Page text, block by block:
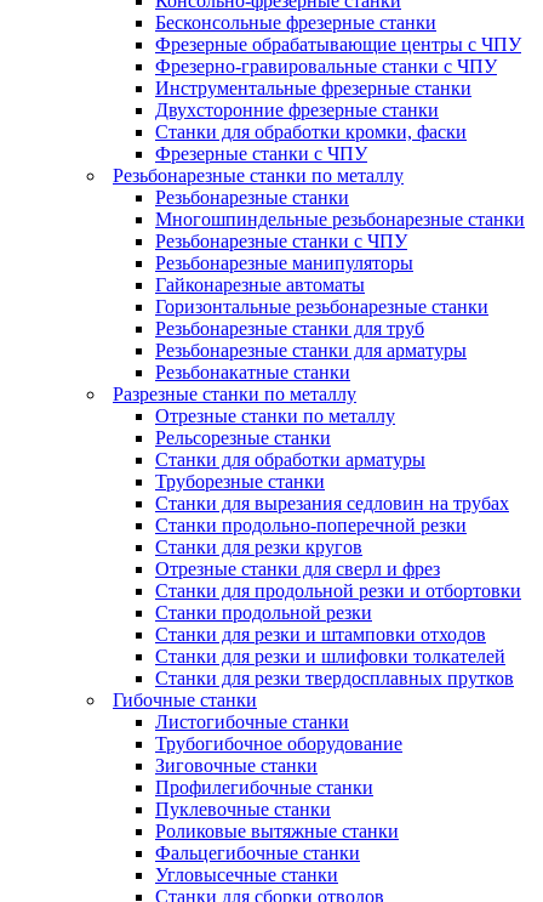
Бесконсольные фрезерные станки
Фрезерные обрабатывающие центры с ЧПУ
Фрезерно-гравировальные станки с ЧПУ
Инструментальные фрезерные станки
Двухсторонние фрезерные станки
Станки для обработки кромки, фаски
Фрезерные станки с ЧПУ
Резьбонарезные станки по металлу
Резьбонарезные станки
Многошпиндельные резьбонарезные станки
Резьбонарезные станки с ЧПУ
Резьбонарезные манипуляторы
Гайконарезные автоматы
Горизонтальные резьбонарезные станки
Резьбонарезные станки для труб
Резьбонарезные станки для арматуры
Резьбонакатные станки
Разрезные станки по металлу
Отрезные станки по металлу
Рельсорезные станки
Станки для обработки арматуры
Труборезные станки
Станки для вырезания седловин на трубаx
Станки продольно-поперечной резки
Станки для резки кругов
Отрезные станки для сверл и фрез
Станки для продольной резки и отбортовки
Станки продольной резки
Станки для резки и штамповки отходов
Станки для резки и шлифовки толкателей
Станки для резки твердосплавных прутков
Гибочные станки
Листогибочные станки
Трубогибочное оборудование
Зиговочные станки
Профилегибочные станки
Пуклевочные станки
Роликовые вытяжные станки
Фальцегибочные станки
Угловысечные станки
Станки для сборки отводов